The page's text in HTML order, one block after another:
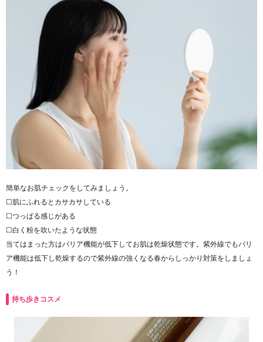
簡単なお肌チェックをしてみましょう。
☐肌にふれるとカサカサしている
☐つっぱる感じがある
☐白く粉を吹いたような状態
当てはまった方はバリア機能が低下してお肌は乾燥状態です。紫外線でもバリ
ア機能は低下し乾燥するので紫外線の強くなる春からしっかり対策をしましょ
う！
持ち歩きコスメ